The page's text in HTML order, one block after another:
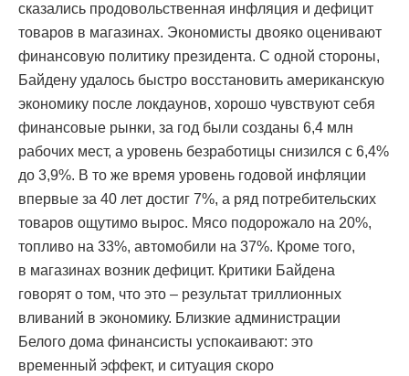
сказались продовольственная инфляция и дефицит
товаров в магазинах. Экономисты двояко оценивают
финансовую политику президента. С одной стороны,
Байдену удалось быстро восстановить американскую
экономику после локдаунов, хорошо чувствуют себя
финансовые рынки, за год были созданы 6,4 млн
рабочих мест, а уровень безработицы снизился с 6,4%
до 3,9%. В то же время уровень годовой инфляции
впервые за 40 лет достиг 7%, а ряд потребительских
товаров ощутимо вырос. Мясо подорожало на 20%,
топливо на 33%, автомобили на 37%. Кроме того,
в магазинах возник дефицит. Критики Байдена
говорят о том, что это – результат триллионных
вливаний в экономику. Близкие администрации
Белого дома финансисты успокаивают: это
временный эффект, и ситуация скоро